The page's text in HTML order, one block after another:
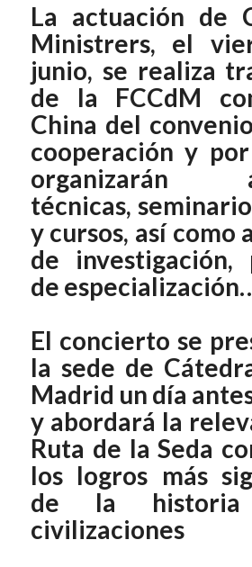
La actuación de
Ministrers, el
junio, se realiza
de la FCCdM
China del
cooperación y
organizarán
técnicas,
y cursos, así como
de investigación,
de
El concierto se
la sede de
Madrid un día
y abordará la
Ruta de la Seda
los logros más
de la
civilizaciones